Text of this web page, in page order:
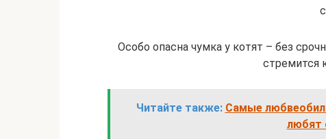
Особо опасна чумка у котят – без
стремится
Читайте также: Самые
любят